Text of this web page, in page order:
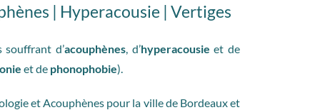
| Hyperacousie | Vertiges
souffrant d’acouphènes , d’hyperacousie et de
et de phonophobie).
et Acouphènes pour la ville de Bordeaux et